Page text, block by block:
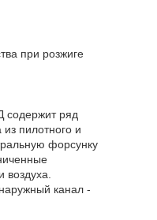
при розжиге
содержит ряд
пилотного и
форсунку
канал -